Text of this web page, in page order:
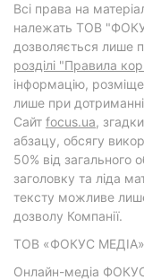
Всі права на
належать ТОВ
дозволяється лише
розділі "Правила
інформацію,
лише при
Cайт focus.ua,
абзацу, обсягу
50% від загального
заголовку та ліда
тексту можливе
дозволу Компанії.
ТОВ «ФОКУС МЕДІА»
Онлайн-медіа